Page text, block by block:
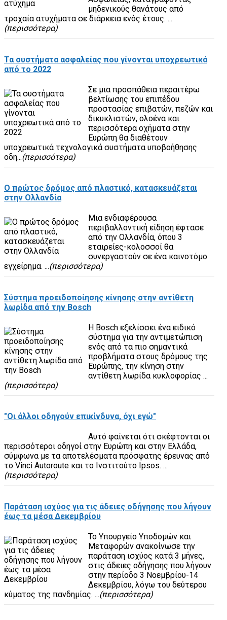
μηδενικούς θανάτους από
τροχαία ατυχήματα σε διάρκεια ενός έτους. ...
(περισσότερα)
Τα συστήματα ασφαλείας που γίνονται υποχρεωτικά
από το 2022
Σε μια προσπάθεια περαιτέρω
βελτίωσης του επιπέδου
προστασίας επιβατών, πεζών και
δικυκλιστών, ολοένα και
περισσότερα οχήματα στην
Ευρώπη θα διαθέτουν
υποχρεωτικά τεχνολογικά συστήματα υποβοήθησης
οδη...(περισσότερα)
Ο πρώτος δρόμος από πλαστικό, κατασκευάζεται
στην Ολλανδία
Μια ενδιαφέρουσα
περιβαλλοντική είδηση έφτασε
από την Ολλανδία, όπου 3
εταιρείες-κολοσσοί θα
συνεργαστούν σε ένα καινοτόμο
εγχείρημα. ...(περισσότερα)
Σύστημα προειδοποίησης κίνησης στην αντίθετη
λωρίδα από την Bosch
Η Bosch εξελίσσει ένα ειδικό
σύστημα για την αντιμετώπιση
ενός από τα πιο σημαντικά
προβλήματα στους δρόμους της
Ευρώπης, την κίνηση στην
αντίθετη λωρίδα κυκλοφορίας ...
(περισσότερα)
"Οι άλλοι οδηγούν επικίνδυνα, όχι εγώ"
Αυτό φαίνεται ότι σκέφτονται οι
περισσότεροι οδηγοί στην Ευρώπη και στην Ελλάδα,
σύμφωνα με τα αποτελέσματα πρόσφατης έρευνας από
το Vinci Autoroute και το Ινστιτούτο Ipsos. ...
(περισσότερα)
Παράταση ισχύος για τις άδειες οδήγησης που λήγουν
έως τα μέσα Δεκεμβρίου
Το Υπουργείο Υποδομών και
Μεταφορών ανακοίνωσε την
παράταση ισχύος κατά 3 μήνες,
στις άδειες οδήγησης που λήγουν
στην περίοδο 3 Νοεμβρίου-14
Δεκεμβρίου, λόγω του δεύτερου
κύματος της πανδημίας. ...(περισσότερα)